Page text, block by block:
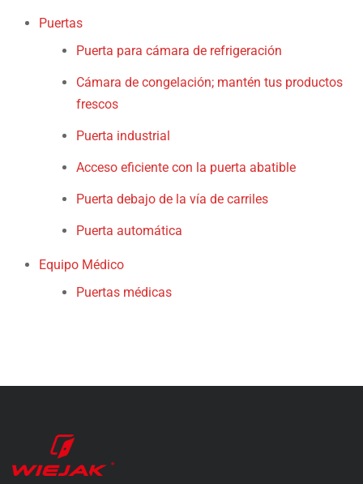
Puertas
Puerta para cámara de refrigeración
Cámara de congelación; mantén tus productos
frescos
Puerta industrial
Acceso eficiente con la puerta abatible
Puerta debajo de la vía de carriles
Puerta automática
Equipo Médico
Puertas médicas